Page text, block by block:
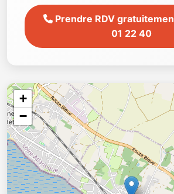
Prendre RDV
01 22 40
+
−